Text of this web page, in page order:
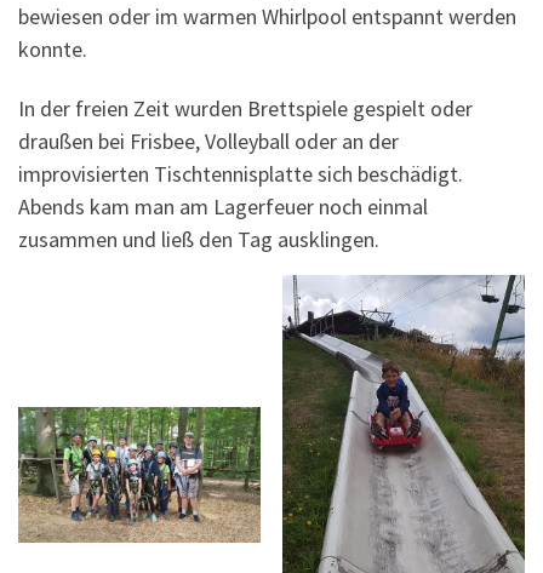
bewiesen oder im warmen Whirlpool entspannt werden
konnte.
In der freien Zeit wurden Brettspiele gespielt oder
draußen bei Frisbee, Volleyball oder an der
improvisierten Tischtennisplatte sich beschädigt.
Abends kam man am Lagerfeuer noch einmal
zusammen und ließ den Tag ausklingen.